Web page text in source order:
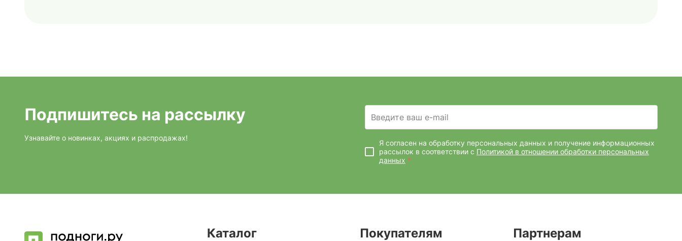
Подпишитесь на рассылку
Узнавайте о новинках, акциях и распродажах!
Введите ваш e-mail
Я согласен на обработку персональных данных и получение информационных
рассылок в соответствии с Политикой в отношении обработки персональных
данных *
Каталог Покупателям Партнерам